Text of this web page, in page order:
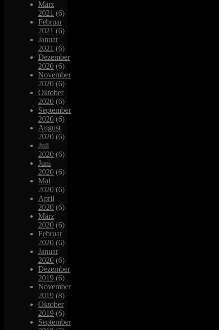
März
2021 (6)
Februar
2021 (6)
Januar
2021 (6)
Dezember
2020 (6)
November
2020 (6)
Oktober
2020 (6)
September
2020 (6)
August
2020 (6)
Juli
2020 (6)
Juni
2020 (6)
Mai
2020 (6)
April
2020 (6)
März
2020 (6)
Februar
2020 (6)
Januar
2020 (6)
Dezember
2019 (6)
November
2019 (8)
Oktober
2019 (6)
September